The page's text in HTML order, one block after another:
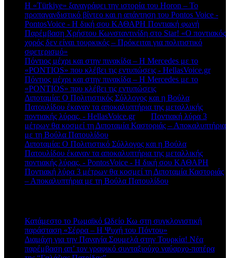
Η «Türkiye» ξαναγράφει την ιστορία του Horon – Το
προπαγανδιστικό βίντεο και η απάντηση του Pontos Voice -
PontosVoice - H δική σου ΚΑΘΑΡΗ Ποντιακή φωνή
Παρέμβαση Χρήστου Κωνσταντινίδη στο Star! «Ο ποντιακός
χορός δεν είναι τουρκικός – Πρόκειται για πολιτιστικό
σφετερισμό»
Πόντιος μέχρι και στην πινακίδα – Η Mercedes με το
«PONTIOS» που κλέβει τις εντυπώσεις - HellasVoice.grστο
Πόντιος μέχρι και στην πινακίδα – Η Mercedes με το
«PONTIOS» που κλέβει τις εντυπώσεις
Διποταμία: Ο Πολιτιστικός Σύλλογος και η Βούλα
Πατουλίδου έκαναν τα αποκαλυπτήρια της μεταλλικής
ποντιακής λύρας. - HellasVoice.grστο Ποντιακή λύρα 3
μέτρων θα κοσμεί τη Διποταμία Καστοριάς – Αποκαλυπτήρια
με τη Βούλα Πατουλίδου
Διποταμία: Ο Πολιτιστικό Σύλλογος και η Βούλα
Πατουλίδου έκαναν τα αποκαλυπτήρια της μεταλλικής
ποντιακής λύρας. - PontosVoice - H δική σου ΚΑΘΑΡΗ
Ποντιακή λύρα 3 μέτρων θα κοσμεί τη Διποταμία Καστοριάς
– Αποκαλυπτήρια με τη Βούλα Πατουλίδου
Κατάμεστο το Ρωμαϊκό Ωδείο Κω στη συγκλονιστική
παράσταση «Σέρρα – Η Ψυχή του Πόντου»
Διαμάχη για την Παναγία Σουμελά στην Τουρκία! Νέα
παρέμβαση απ’ τον γραφικό συνταξιούχο ναύαρχο-πατέρα